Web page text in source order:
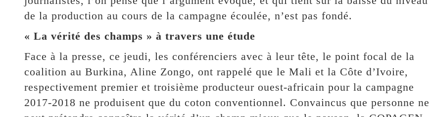
de la production au cours de la campagne écoulée, n’est pas fondé.
« La vérité des champs » à travers une étude
Face à la presse, ce jeudi, les conférenciers avec à leur tête, le point focal de la
coalition au Burkina, Aline Zongo, ont rappelé que le Mali et la Côte d’Ivoire,
respectivement premier et troisième producteur ouest-africain pour la campagne
2017-2018 ne produisent que du coton conventionnel. Convaincus que personne ne